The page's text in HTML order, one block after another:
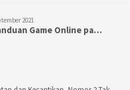
2021
Game Online pa…